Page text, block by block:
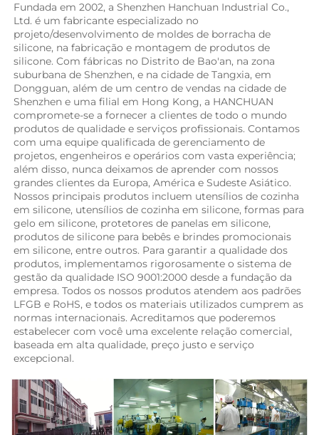
Fundada em 2002, a Shenzhen Hanchuan Industrial Co.,
Ltd. é um fabricante especializado no
projeto/desenvolvimento de moldes de borracha de
silicone, na fabricação e montagem de produtos de
silicone. Com fábricas no Distrito de Bao'an, na zona
suburbana de Shenzhen, e na cidade de Tangxia, em
Dongguan, além de um centro de vendas na cidade de
Shenzhen e uma filial em Hong Kong, a HANCHUAN
compromete-se a fornecer a clientes de todo o mundo
produtos de qualidade e serviços profissionais. Contamos
com uma equipe qualificada de gerenciamento de
projetos, engenheiros e operários com vasta experiência;
além disso, nunca deixamos de aprender com nossos
grandes clientes da Europa, América e Sudeste Asiático.
Nossos principais produtos incluem utensílios de cozinha
em silicone, utensílios de cozinha em silicone, formas para
gelo em silicone, protetores de panelas em silicone,
produtos de silicone para bebês e brindes promocionais
em silicone, entre outros. Para garantir a qualidade dos
produtos, implementamos rigorosamente o sistema de
gestão da qualidade ISO 9001:2000 desde a fundação da
empresa. Todos os nossos produtos atendem aos padrões
LFGB e RoHS, e todos os materiais utilizados cumprem as
normas internacionais. Acreditamos que poderemos
estabelecer com você uma excelente relação comercial,
baseada em alta qualidade, preço justo e serviço
excepcional.